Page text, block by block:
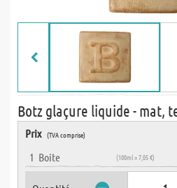
Botz glaçure liquide - mat,
Prix (TVA comprise)
1 Boite (100ml = 7,05 €)